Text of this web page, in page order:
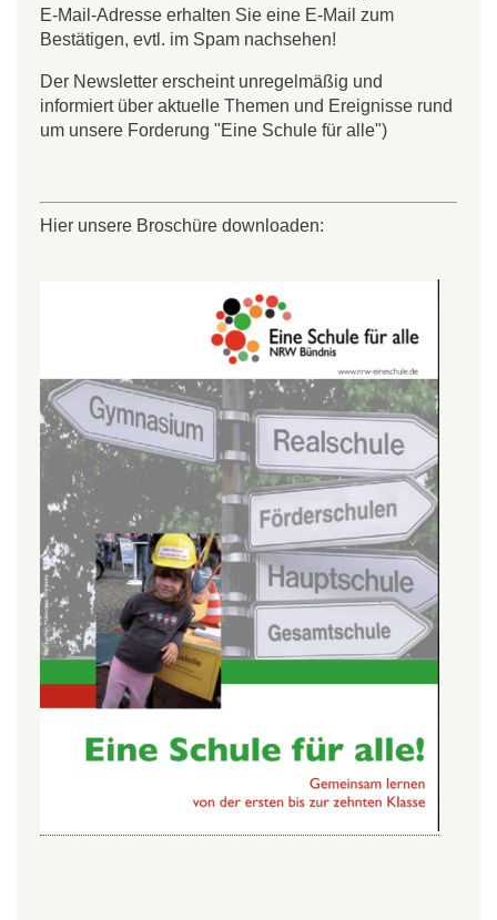
E-Mail-Adresse erhalten Sie eine E-Mail zum
Bestätigen, evtl. im Spam nachsehen!
Der Newsletter erscheint unregelmäßig und
informiert über aktuelle Themen und Ereignisse rund
um unsere Forderung "Eine Schule für alle")
Hier unsere Broschüre downloaden: